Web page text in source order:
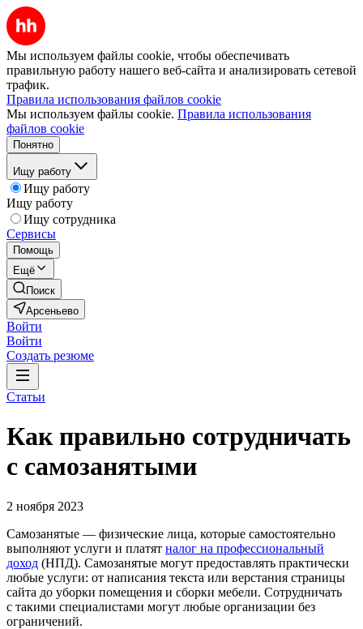
Мы используем файлы cookie, чтобы обеспечивать
правильную работу нашего веб-сайта и анализировать сетевой
трафик.
Правила использования файлов cookie
Мы используем файлы cookie. Правила использования
файлов cookie
Понятно
Ищу работу
Ищу работу
Ищу работу
Ищу сотрудника
Сервисы
Помощь
Ещё
Поиск
Арсеньево
Войти
Войти
Создать резюме
Статьи
Как правильно сотрудничать
с самозанятыми
2 ноября 2023
Самозанятые — физические лица, которые самостоятельно
выполняют услуги и платят налог на профессиональный
доход (НПД). Самозанятые могут предоставлять практически
любые услуги: от написания текста или верстания страницы
сайта до уборки помещения и сборки мебели. Сотрудничать
с такими специалистами могут любые организации без
ограничений.